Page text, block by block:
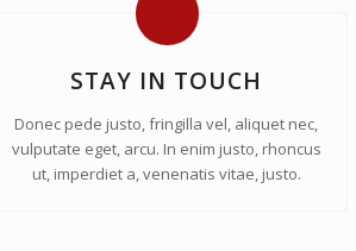
STAY IN TOUCH
Donec pede justo, fringilla vel, aliquet nec,
vulputate eget, arcu. In enim justo, rhoncus
ut, imperdiet a, venenatis vitae, justo.